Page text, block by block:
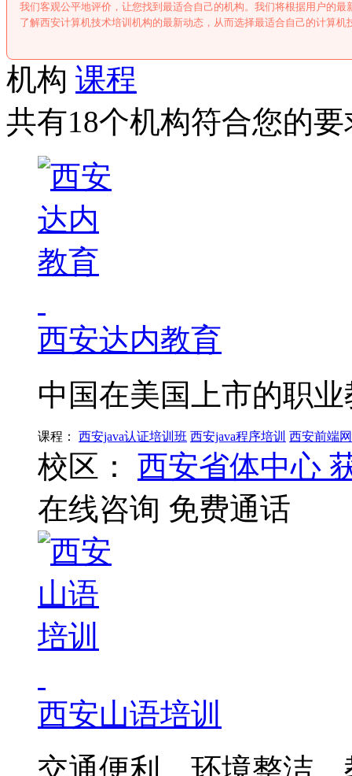
我们客观公平地评价，让您找到最适合自己的机构。我们将根据用户的
了解西安计算机技术培训机构的最新动态，从而选择最适合自己的计算机
机构 课程
共有18个机构符合您的要
西安达内教育
中国在美国上市的职
课程： 西安java认证培训班 西安java程序培训 西安前端
校区： 西安省体中心
在线咨询 免费通话
西安山语培训